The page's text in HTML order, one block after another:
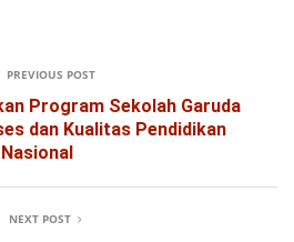
PREVIOUS POST
Program Sekolah Garuda
dan Kualitas Pendidikan
Nasional
NEXT POST